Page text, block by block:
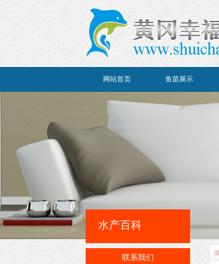
网站首页 鱼苗展示
水产百科
联系我们